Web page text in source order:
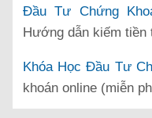
Đầu Tư Chứng
Hướng dẫn kiếm
Khóa Học Đầu Tư
khoán online (miễn